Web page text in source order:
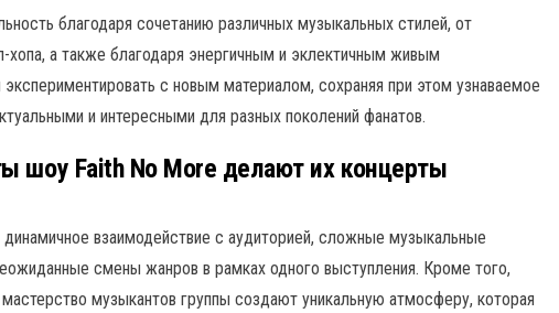
благодаря сочетанию различных музыкальных стилей, от
хопа, а также благодаря энергичным и эклектичным живым
с новым материалом, сохраняя при этом узнаваемое
и интересными для разных поколений фанатов.
шоу Faith No More делают их концерты
взаимодействие с аудиторией, сложные музыкальные
смены жанров в рамках одного выступления. Кроме того,
музыкантов группы создают уникальную атмосферу, которая